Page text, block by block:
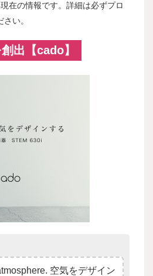
在の情報です。詳細は必ずプロ
い。
出【cado】
空気をデザイン